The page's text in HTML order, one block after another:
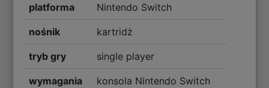
platforma Nintendo Switch
nośnik kartridż
tryb gry single player
wymagania
konsola Nintendo Switch